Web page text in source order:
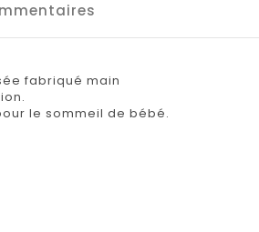
fabriqué main
le sommeil de bébé.